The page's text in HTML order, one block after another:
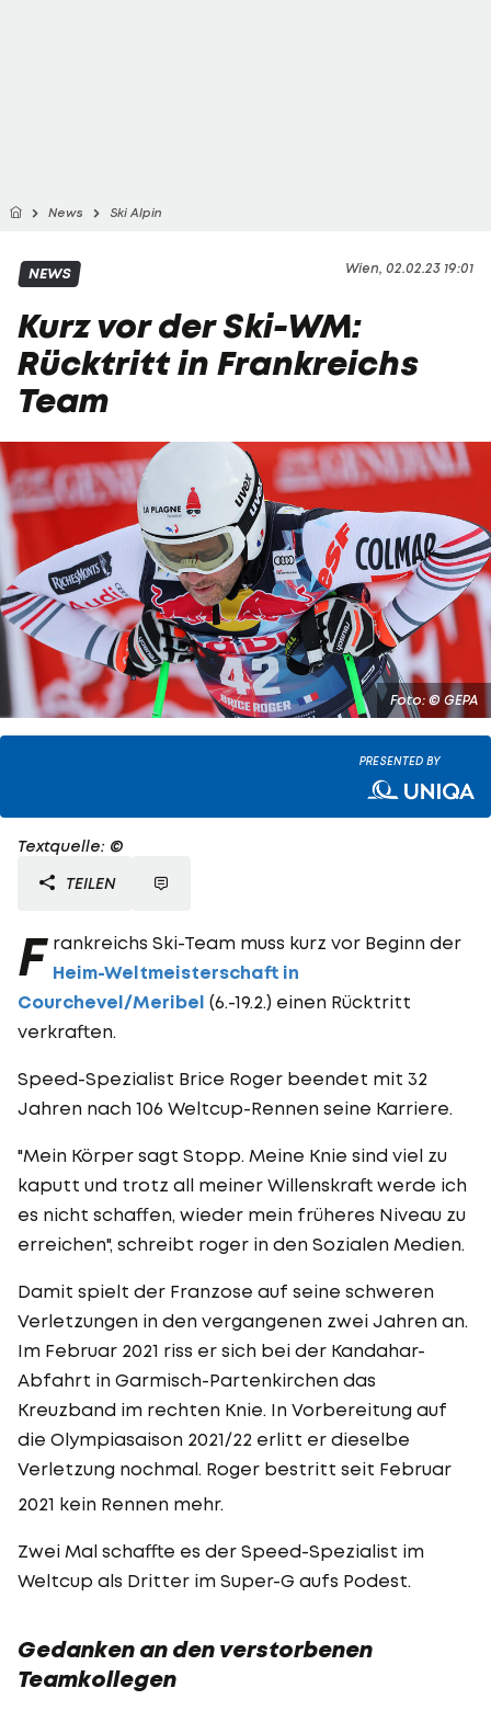
News Ski Alpin
Wien, 02.02.23 19:01
NEWS
Kurz vor der Ski-WM:
Rücktritt in Frankreichs
Team
Foto: © GEPA
PRESENTED BY
Textquelle: ©
TEILEN
F rankreichs Ski-Team muss kurz vor Beginn der
Heim-Weltmeisterschaft in
Courchevel/Meribel (6.-19.2.) einen Rücktritt
verkraften.
Speed-Spezialist Brice Roger beendet mit 32
Jahren nach 106 Weltcup-Rennen seine Karriere.
"Mein Körper sagt Stopp. Meine Knie sind viel zu
kaputt und trotz all meiner Willenskraft werde ich
es nicht schaffen, wieder mein früheres Niveau zu
erreichen", schreibt roger in den Sozialen Medien.
Damit spielt der Franzose auf seine schweren
Verletzungen in den vergangenen zwei Jahren an.
Im Februar 2021 riss er sich bei der Kandahar-
Abfahrt in Garmisch-Partenkirchen das
Kreuzband im rechten Knie. In Vorbereitung auf
die Olympiasaison 2021/22 erlitt er dieselbe
Verletzung nochmal. Roger bestritt seit Februar
2021 kein Rennen mehr.
Zwei Mal schaffte es der Speed-Spezialist im
Weltcup als Dritter im Super-G aufs Podest.
Gedanken an den verstorbenen
Teamkollegen